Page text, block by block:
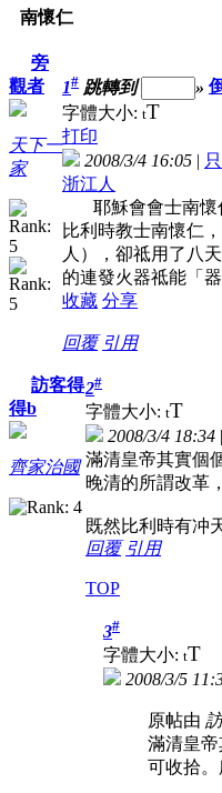
南懷仁
旁
觀者
天下一
家
1# 跳轉到 »
字體大小: tT
打印
2008/3/4 16:05 |
浙江人
耶穌會會士南懷
比利時教士南懷仁
人），卻祗用了八
的連發火器祗能「
收藏 分享
回覆 引用
訪客得
得b
齊家治國
2#
字體大小: tT
2008/3/4 18:34 |
滿清皇帝其實個
晚清的所謂改革
既然比利時有冲
回覆 引用
TOP
3#
字體大小: tT
2008/3/5
原帖由
滿清皇
可收拾。